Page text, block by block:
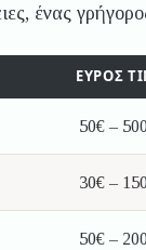
ένας
ΕΎΡΟΣ
50€ –
30€ –
50€ –